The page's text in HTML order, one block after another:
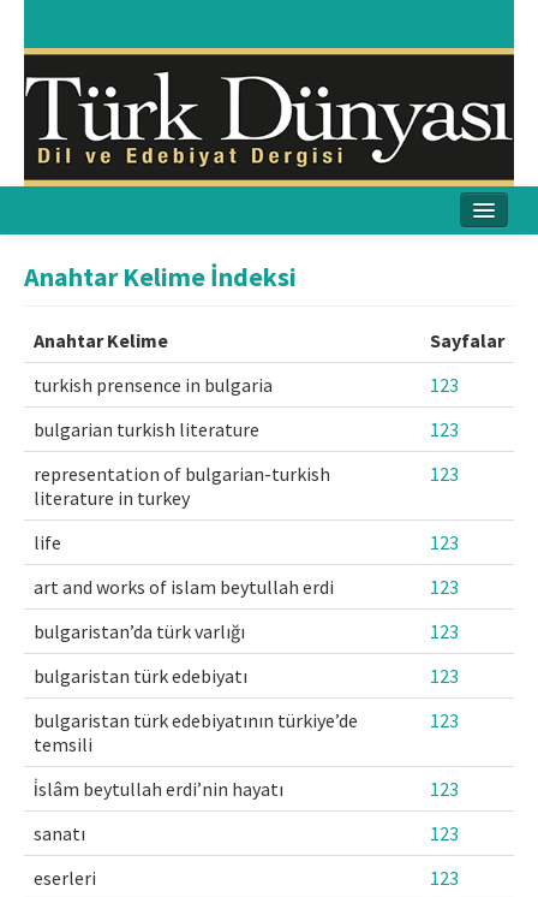
Yayın Kurulu
Yayın İlkeleri
Etik İlkeler
İletişim
Makale Gönder
ISSN: 1301-0077 · e-ISSN: 2651-5091
Anahtar Kelime İndeksi
Anahtar Kelime
Sayfalar
turkish prensence in bulgaria
123
bulgarian turkish literature
123
representation of bulgarian-turkish
literature in turkey
123
life
123
art and works of islam beytullah erdi
123
bulgaristan’da türk varlığı
123
bulgaristan türk edebiyatı
123
bulgaristan türk edebiyatının türkiye’de
temsili
123
i̇slâm beytullah erdi’nin hayatı
123
sanatı
123
eserleri
123